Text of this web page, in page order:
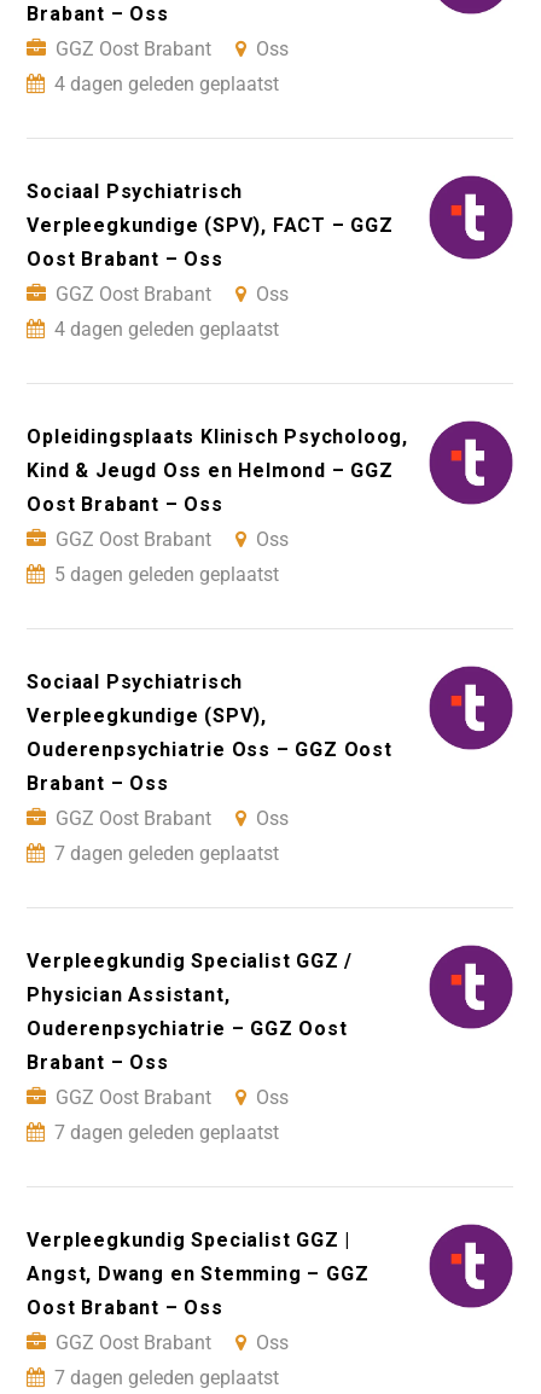
Brabant – Oss
GGZ Oost Brabant
Oss
4 dagen geleden geplaatst
Sociaal Psychiatrisch
Verpleegkundige (SPV), FACT – GGZ
Oost Brabant – Oss
GGZ Oost Brabant
Oss
4 dagen geleden geplaatst
Opleidingsplaats Klinisch Psycholoog,
Kind & Jeugd Oss en Helmond – GGZ
Oost Brabant – Oss
GGZ Oost Brabant
Oss
5 dagen geleden geplaatst
Sociaal Psychiatrisch
Verpleegkundige (SPV),
Ouderenpsychiatrie Oss – GGZ Oost
Brabant – Oss
GGZ Oost Brabant
Oss
7 dagen geleden geplaatst
Verpleegkundig Specialist GGZ /
Physician Assistant,
Ouderenpsychiatrie – GGZ Oost
Brabant – Oss
GGZ Oost Brabant
Oss
7 dagen geleden geplaatst
Verpleegkundig Specialist GGZ |
Angst, Dwang en Stemming – GGZ
Oost Brabant – Oss
GGZ Oost Brabant
Oss
7 dagen geleden geplaatst